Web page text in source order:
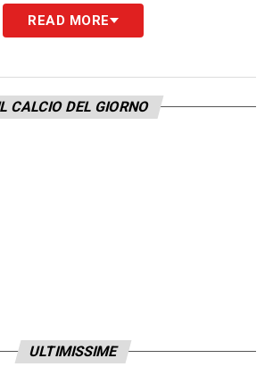
servono come l’aria
stati solo tre.Inoltre Borja
READ MORE
CALCIO DEL GIORNO
ULTIMISSIME